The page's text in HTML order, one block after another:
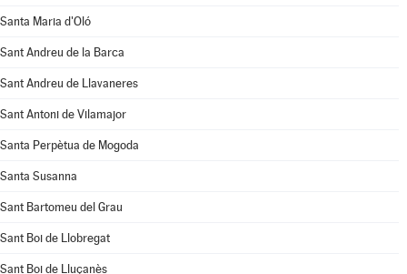
Santa Maria d'Oló
Sant Andreu de la Barca
Sant Andreu de Llavaneres
Sant Antoni de Vilamajor
Santa Perpètua de Mogoda
Santa Susanna
Sant Bartomeu del Grau
Sant Boi de Llobregat
Sant Boi de Lluçanès